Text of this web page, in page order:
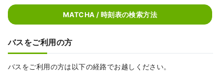
MATCHA / 時刻表の検索方法
バスをご利用の方
バスをご利用の方は以下の経路でお越しください。